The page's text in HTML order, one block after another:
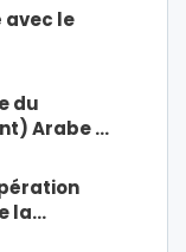
avec le
du
Arabe …
la…